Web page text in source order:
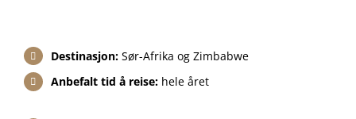
Destinasjon: Sør-Afrika og Zimbabwe
Anbefalt tid å reise: hele året